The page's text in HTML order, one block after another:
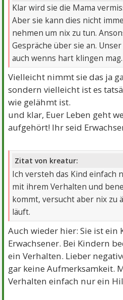
Klar wird sie die Mama
Aber sie kann dies nicht
nehmen um nix zu tun.
Gespräche über sie an.
auch wenns hart klingen mag.
Vielleicht nimmt sie das ja
sondern vielleicht ist es
wie gelähmt ist.
und klar, Euer Leben geht
aufgehört! Ihr seid
Zitat von kreatur:
Ich versteh das Kind einfach
mit ihrem Verhalten und
kommt, versucht aber nix zu
läuft.
Auch wieder hier: Sie ist ein
Erwachsener. Bei Kindern
ein Verhalten. Lieber
gar keine Aufmerksamkeit.
Verhalten einfach nur ein